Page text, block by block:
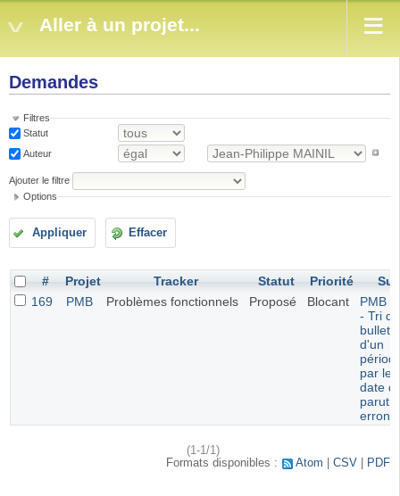
Aller à un projet...
Demandes
Filtres
Statut
Auteur
Ajouter le filtre
Options
Appliquer Effacer
# Projet Tracker Statut Priorité
169
PMB Problèmes fonctionnels Proposé Blocant
PMB
- Tri
d'un
par
date
erroné
(1-1/1)
Formats disponibles :
Atom CSV PDF